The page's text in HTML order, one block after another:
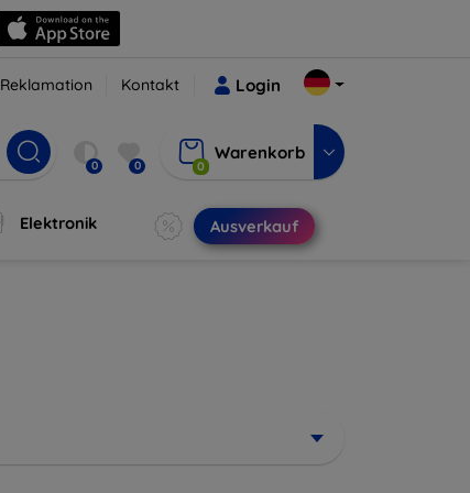
Reklamation Kontakt Login
0 0 0
Warenkorb
Elektronik Ausverkauf